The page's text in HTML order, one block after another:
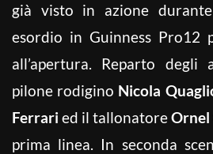
già visto in azione
esordio in Guinness Pro12
all’apertura. Reparto
pilone rodigino Nicola
Ferrari ed il tallonatoreOrnel
prima linea. In seconda